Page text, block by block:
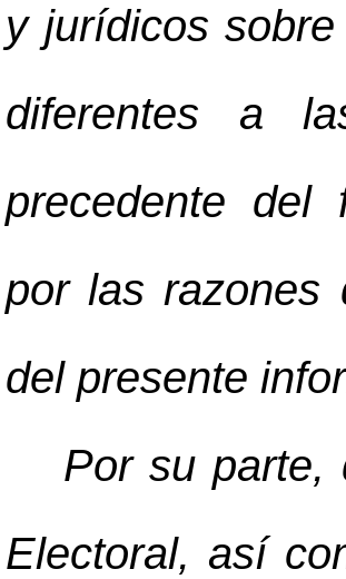
y jurídicos
diferentes a
precedente del
por las razones
del presente
Por su parte,
Electoral, así